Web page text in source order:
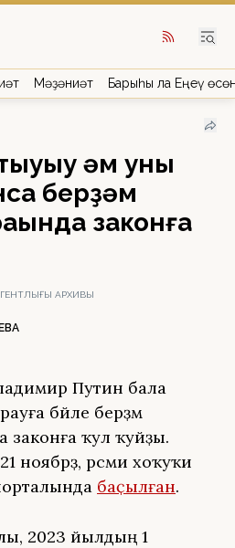
Мәҙәниәт Барыһы ла Еңеү
һәм уны
берҙәм
законға
АРХИВЫ
Путин бала
бәйле берҙәм
законға ҡул ҡуйҙы.
ноябрҙә, рәсми хоҡуҡи
баҫылған.
2023 йылдың 1